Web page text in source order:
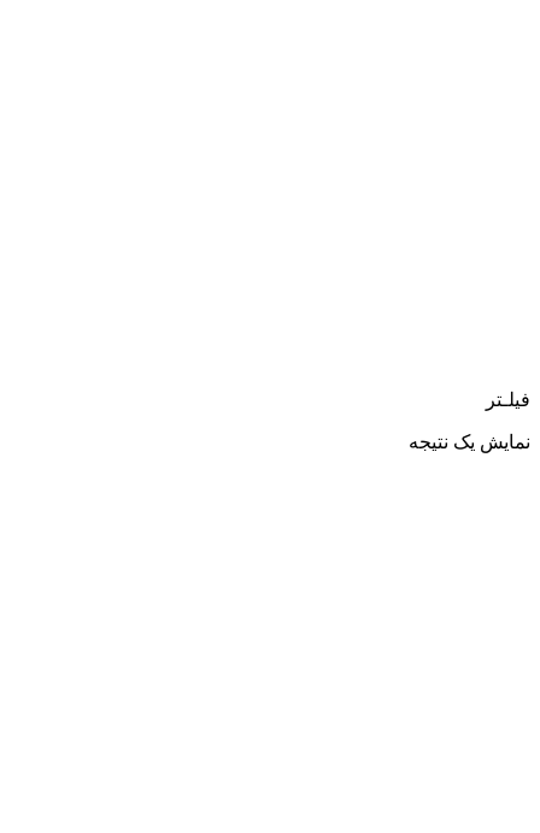
فیلـتر
نمایش یک نتیجه